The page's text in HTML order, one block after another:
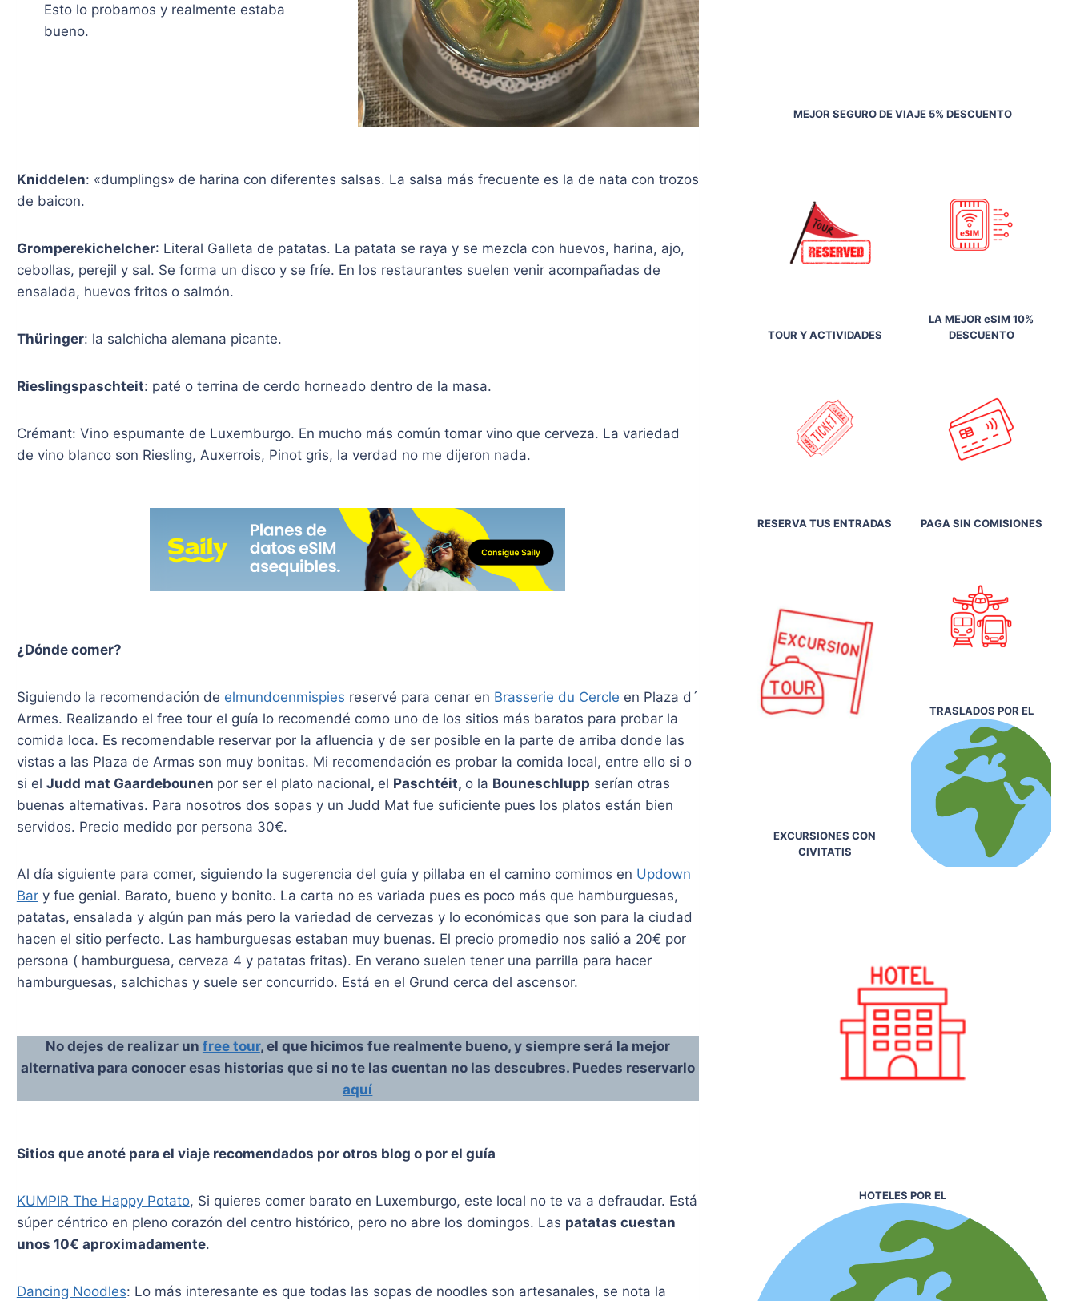
Esto lo probamos y realmente estaba
bueno.
Kniddelen: «dumplings» de harina con diferentes salsas. La salsa más frecuente es la de nata con trozos
de baicon.
Gromperekichelcher: Literal Galleta de patatas. La patata se raya y se mezcla con huevos, harina, ajo,
cebollas, perejil y sal. Se forma un disco y se fríe. En los restaurantes suelen venir acompañadas de
ensalada, huevos fritos o salmón.
Thüringer: la salchicha alemana picante.
Rieslingspaschteit: paté o terrina de cerdo horneado dentro de la masa.
Crémant: Vino espumante de Luxemburgo. En mucho más común tomar vino que cerveza. La variedad
de vino blanco son Riesling, Auxerrois, Pinot gris, la verdad no me dijeron nada.
¿Dónde comer?
Siguiendo la recomendación de elmundoenmispies reservé para cenar en Brasserie du Cercle en Plaza d´
Armes. Realizando el free tour el guía lo recomendé como uno de los sitios más baratos para probar la
comida loca. Es recomendable reservar por la afluencia y de ser posible en la parte de arriba donde las
vistas a las Plaza de Armas son muy bonitas. Mi recomendación es probar la comida local, entre ello si o
si el Judd mat Gaardebounen por ser el plato nacional, el Paschtéit, o la Bouneschlupp serían otras
buenas alternativas. Para nosotros dos sopas y un Judd Mat fue suficiente pues los platos están bien
servidos. Precio medido por persona 30€.
Al día siguiente para comer, siguiendo la sugerencia del guía y pillaba en el camino comimos en Updown
Bary fue genial. Barato, bueno y bonito. La carta no es variada pues es poco más que hamburguesas,
patatas, ensalada y algún pan más pero la variedad de cervezas y lo económicas que son para la ciudad
hacen el sitio perfecto. Las hamburguesas estaban muy buenas. El precio promedio nos salió a 20€ por
persona ( hamburguesa, cerveza 4 y patatas fritas). En verano suelen tener una parrilla para hacer
hamburguesas, salchichas y suele ser concurrido. Está en el Grund cerca del ascensor.
No dejes de realizar un free tour, el que hicimos fue realmente bueno, y siempre será la mejor
alternativa para conocer esas historias que si no te las cuentan no las descubres. Puedes reservarlo
aquí
Sitios que anoté para el viaje recomendados por otros blog o por el guía
KUMPIR The Happy Potato, Si quieres comer barato en Luxemburgo, este local no te va a defraudar. Está
súper céntrico en pleno corazón del centro histórico, pero no abre los domingos. Las patatas cuestan
unos 10€ aproximadamente.
Dancing Noodles: Lo más interesante es que todas las sopas de noodles son artesanales, se nota la
MEJOR SEGURO DE VIAJE 5% DESCUENTO
TOUR Y ACTIVIDADES
LA MEJOR eSIM 10%
DESCUENTO
RESERVA TUS ENTRADAS PAGA SIN COMISIONES
EXCURSIONES CON
CIVITATIS
TRASLADOS POR EL
HOTELES POR EL